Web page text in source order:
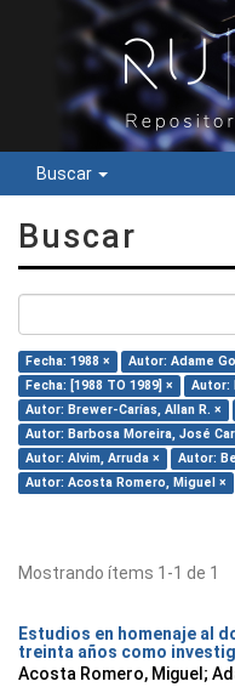
Buscar
Buscar
Fecha: 1988 × Autor: Adame
Fecha: [1988 TO 1989] ×
Autor:
Autor: Brewer-Carías, Allan R. ×
Autor: Barbosa Moreira, José
Autor: Alvim, Arruda ×
Autor:
Autor: Acosta Romero, Miguel ×
Mostrando ítems 1-1 de 1
Estudios en homenaje al
treinta años como
Acosta Romero, Miguel;